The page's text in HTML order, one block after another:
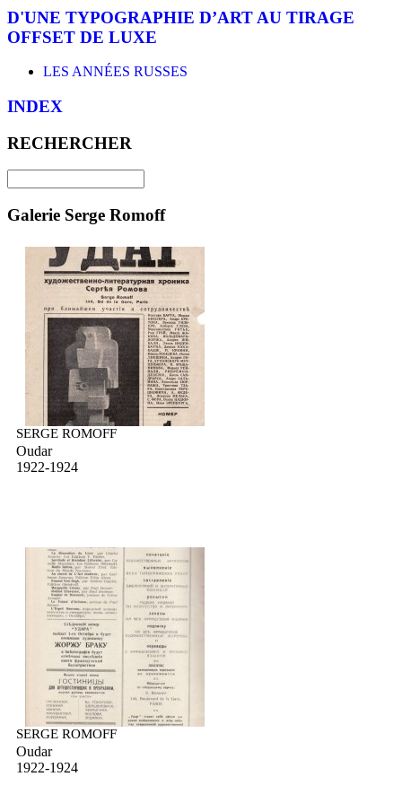
D'UNE TYPOGRAPHIE D’ART AU TIRAGE
OFFSET DE LUXE
LES ANNÉES RUSSES
INDEX
RECHERCHER
Galerie Serge Romoff
SERGE ROMOFF
Oudar
1922-1924
SERGE ROMOFF
Oudar
1922-1924